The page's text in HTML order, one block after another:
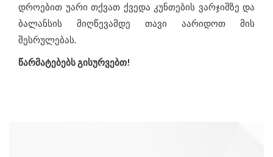
დროებით უარი თქვათ ქვედა კუნთების ვარჯიშზე და
ბალანსის მიღწევამდე თავი აარიდოთ მის
შესრულებას.
წარმატებებს გისურვებთ!